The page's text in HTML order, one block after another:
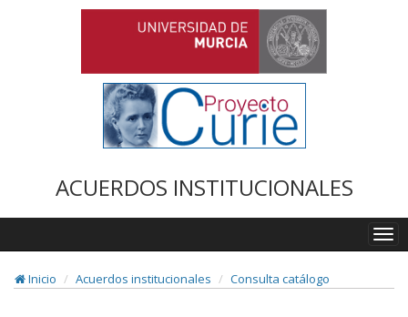
ACUERDOS INSTITUCIONALES
Inicio
Acuerdos institucionales Consulta catálogo